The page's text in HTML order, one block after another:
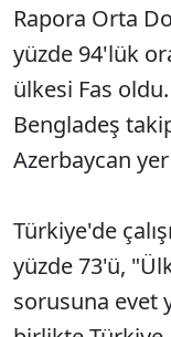
Rapora Orta
yüzde 94'lük
ülkesi Fas
Bengladeş
Azerbaycan yer
Türkiye'de
yüzde 73'ü,
sorusuna evet